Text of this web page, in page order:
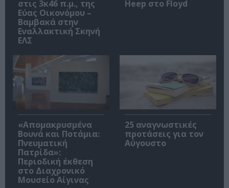
στις 3κ46 π.μ., της
Εύας Οικονόμου –
Βαμβακά στην
Εναλλακτική Σκηνή
ΕΛΣ
Heep στο Floyd
«Απομακρυσμένα
Βουνά και Ποτάμια:
Πνευματική
Πατρίδα»:
Περιοδική έκθεση
στο Διαχρονικό
Μουσείο Αίγινας
25 αναγνωστικές
προτάσεις για τον
Αύγουστο